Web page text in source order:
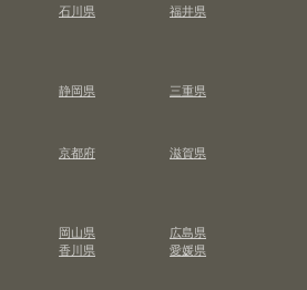
石川県
福井県
静岡県
三重県
京都府
滋賀県
岡山県
広島県
香川県
愛媛県